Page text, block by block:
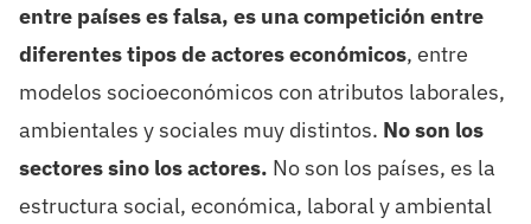
entre países es falsa, es una competición entre
diferentes tipos de actores económicos, entre
modelos socioeconómicos con atributos laborales,
ambientales y sociales muy distintos. No son los
sectores sino los actores. No son los países, es la
estructura social, económica, laboral y ambiental